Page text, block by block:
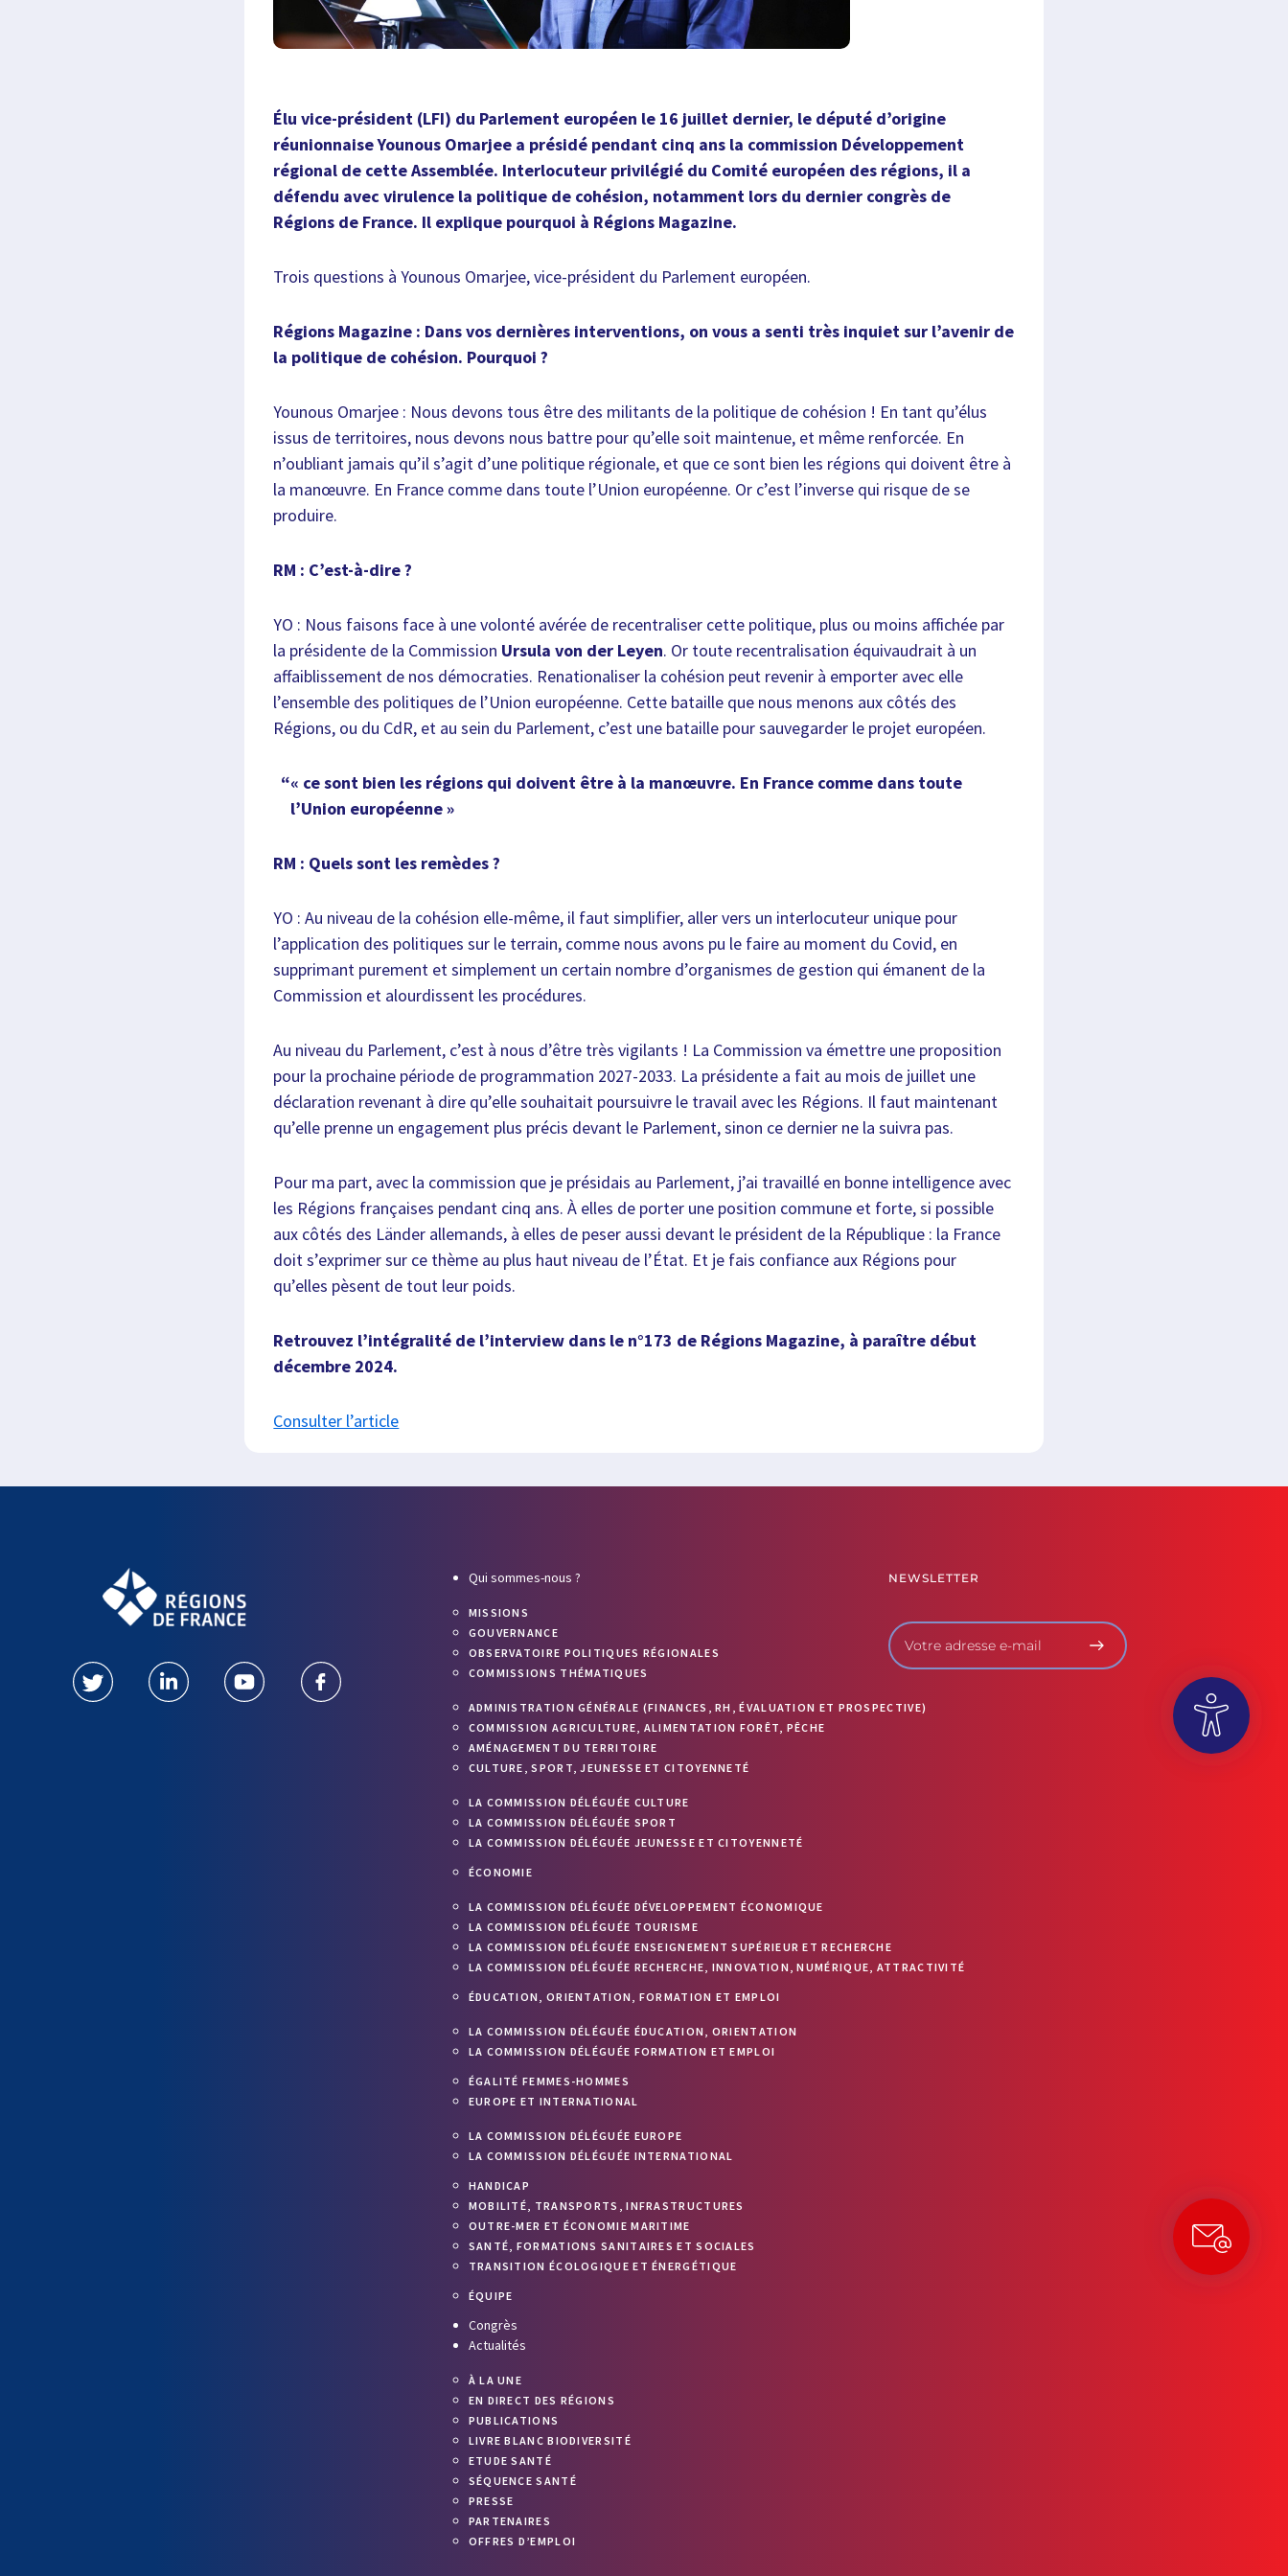
Élu vice-président (LFI) du Parlement européen le 16 juillet dernier, le député d’origine
réunionnaise Younous Omarjee a présidé pendant cinq ans la commission Développement
régional de cette Assemblée. Interlocuteur privilégié du Comité européen des régions, il a
défendu avec virulence la politique de cohésion, notamment lors du dernier congrès de
Régions de France. Il explique pourquoi à Régions Magazine.
Trois questions à Younous Omarjee, vice-président du Parlement européen.
Régions Magazine : Dans vos dernières interventions, on vous a senti très inquiet sur l’avenir de
la politique de cohésion. Pourquoi ?
Younous Omarjee : Nous devons tous être des militants de la politique de cohésion ! En tant qu’élus
issus de territoires, nous devons nous battre pour qu’elle soit maintenue, et même renforcée. En
n’oubliant jamais qu’il s’agit d’une politique régionale, et que ce sont bien les régions qui doivent être à
la manœuvre. En France comme dans toute l’Union européenne. Or c’est l’inverse qui risque de se
produire.
RM : C’est-à-dire ?
YO : Nous faisons face à une volonté avérée de recentraliser cette politique, plus ou moins affichée par
la présidente de la Commission Ursula von der Leyen. Or toute recentralisation équivaudrait à un
affaiblissement de nos démocraties. Renationaliser la cohésion peut revenir à emporter avec elle
l’ensemble des politiques de l’Union européenne. Cette bataille que nous menons aux côtés des
Régions, ou du CdR, et au sein du Parlement, c’est une bataille pour sauvegarder le projet européen.
« ce sont bien les régions qui doivent être à la manœuvre. En France comme dans toute
l’Union européenne »
RM : Quels sont les remèdes ?
YO : Au niveau de la cohésion elle-même, il faut simplifier, aller vers un interlocuteur unique pour
l’application des politiques sur le terrain, comme nous avons pu le faire au moment du Covid, en
supprimant purement et simplement un certain nombre d’organismes de gestion qui émanent de la
Commission et alourdissent les procédures.
Au niveau du Parlement, c’est à nous d’être très vigilants ! La Commission va émettre une proposition
pour la prochaine période de programmation 2027-2033. La présidente a fait au mois de juillet une
déclaration revenant à dire qu’elle souhaitait poursuivre le travail avec les Régions. Il faut maintenant
qu’elle prenne un engagement plus précis devant le Parlement, sinon ce dernier ne la suivra pas.
Pour ma part, avec la commission que je présidais au Parlement, j’ai travaillé en bonne intelligence avec
les Régions françaises pendant cinq ans. À elles de porter une position commune et forte, si possible
aux côtés des Länder allemands, à elles de peser aussi devant le président de la République : la France
doit s’exprimer sur ce thème au plus haut niveau de l’État. Et je fais confiance aux Régions pour
qu’elles pèsent de tout leur poids.
Retrouvez l’intégralité de l’interview dans le n°173 de Régions Magazine, à paraître début
décembre 2024.
Consulter l’article
Qui sommes-nous ?
MISSIONS
GOUVERNANCE
OBSERVATOIRE POLITIQUES RÉGIONALES
COMMISSIONS THÉMATIQUES
ADMINISTRATION GÉNÉRALE (FINANCES, RH, ÉVALUATION ET PROSPECTIVE)
COMMISSION AGRICULTURE, ALIMENTATION FORÊT, PÊCHE
AMÉNAGEMENT DU TERRITOIRE
CULTURE, SPORT, JEUNESSE ET CITOYENNETÉ
LA COMMISSION DÉLÉGUÉE CULTURE
LA COMMISSION DÉLÉGUÉE SPORT
LA COMMISSION DÉLÉGUÉE JEUNESSE ET CITOYENNETÉ
ÉCONOMIE
LA COMMISSION DÉLÉGUÉE DÉVELOPPEMENT ÉCONOMIQUE
LA COMMISSION DÉLÉGUÉE TOURISME
LA COMMISSION DÉLÉGUÉE ENSEIGNEMENT SUPÉRIEUR ET RECHERCHE
LA COMMISSION DÉLÉGUÉE RECHERCHE, INNOVATION, NUMÉRIQUE, ATTRACTIVITÉ
ÉDUCATION, ORIENTATION, FORMATION ET EMPLOI
LA COMMISSION DÉLÉGUÉE ÉDUCATION, ORIENTATION
LA COMMISSION DÉLÉGUÉE FORMATION ET EMPLOI
ÉGALITÉ FEMMES-HOMMES
EUROPE ET INTERNATIONAL
LA COMMISSION DÉLÉGUÉE EUROPE
LA COMMISSION DÉLÉGUÉE INTERNATIONAL
HANDICAP
MOBILITÉ, TRANSPORTS, INFRASTRUCTURES
OUTRE-MER ET ÉCONOMIE MARITIME
SANTÉ, FORMATIONS SANITAIRES ET SOCIALES
TRANSITION ÉCOLOGIQUE ET ÉNERGÉTIQUE
ÉQUIPE
Congrès
Actualités
À LA UNE
EN DIRECT DES RÉGIONS
PUBLICATIONS
LIVRE BLANC BIODIVERSITÉ
ETUDE SANTÉ
SÉQUENCE SANTÉ
PRESSE
PARTENAIRES
OFFRES D’EMPLOI
NEWSLETTER